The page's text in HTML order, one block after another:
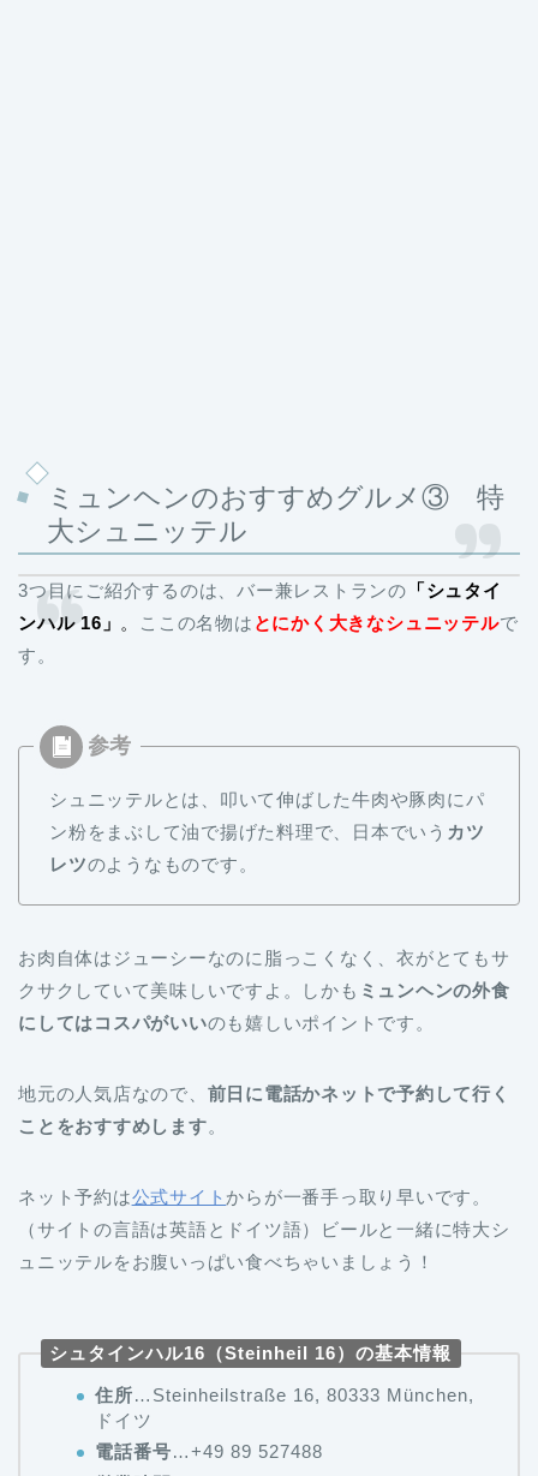
ミュンヘンのおすすめグルメ③ 特
大シュニッテル
3つ目にご紹介するのは、バー兼レストランの 「シュタイ
ンハル 16」 。 ここの名物は とにかく 大きなシュニッテルで
す。
シュニッテルとは、叩いて伸ばした牛肉や豚肉にパ
ン粉をまぶして油で揚げた料理で、日本でいう カツ
レツのようなものです。
お肉自体はジューシーなのに脂っこくなく、衣がとてもサ
クサクしていて美味しいですよ。しかも ミュンヘンの外食
にしてはコスパがいいのも嬉しいポイントです。
地元の人気店なので、 前日に電話かネットで予約して行く
ことをおすすめします。
ネット予約は公式サイト からが一番手っ取り早いです。
（サイトの言語は英語とドイツ語）ビールと一緒に特大シ
ュニッテルをお腹いっぱい食べちゃいましょう！
シュタインハル16（Steinheil 16）の基本情報
住所…Steinheilstraße 16, 80333 München,
ドイツ
電話番号…+49 89 527488